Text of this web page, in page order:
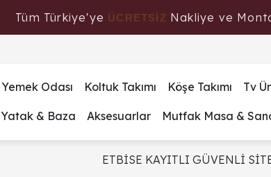
Tüm Türkiye'ye ÜCRETSİZ Nakliye ve
Yemek Odası Koltuk Takımı Köşe Takımı Tv
Yatak & Baza Aksesuarlar Mutfak Masa &
ETBİSE KAYITLI GÜVENLİ